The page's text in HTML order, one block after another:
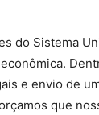
do Sistema
e envio de
que